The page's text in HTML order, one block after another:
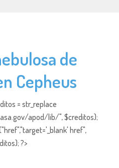
de
Cepheus
= str_replace
apod/lib/", $creditos);
href",
?>